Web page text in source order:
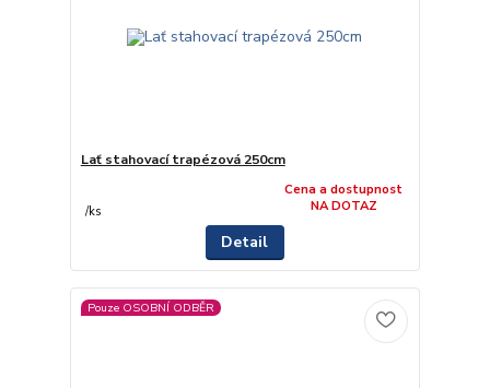
Lať stahovací trapézová 250cm
/ks
Cena a dostupnost
NA DOTAZ
Detail
Pouze OSOBNÍ ODBĚR